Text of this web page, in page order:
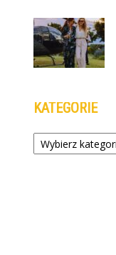
KATEGORIE
Kategorie